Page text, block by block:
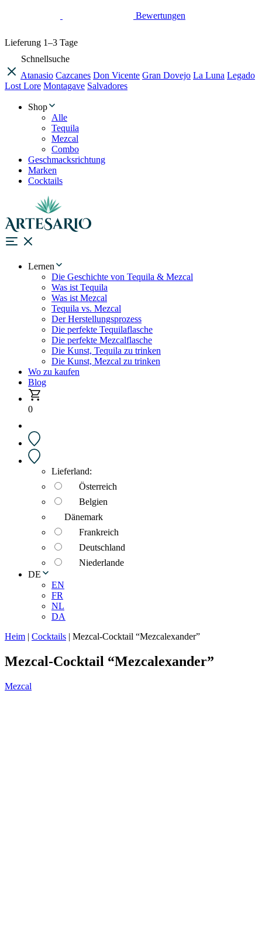
Bewertungen
Lieferung 1–3 Tage
Schnellsuche
Atanasio Cazcanes Don Vicente Gran Dovejo La Luna Legado
Lost Lore Montagave Salvadores
Shop
Alle
Tequila
Mezcal
Combo
Geschmacksrichtung
Marken
Cocktails
Lernen
Die Geschichte von Tequila & Mezcal
Was ist Tequila
Was ist Mezcal
Tequila vs. Mezcal
Der Herstellungsprozess
Die perfekte Tequilaflasche
Die perfekte Mezcalflasche
Die Kunst, Tequila zu trinken
Die Kunst, Mezcal zu trinken
Wo zu kaufen
Blog
0
Lieferland:
Österreich
Belgien
Dänemark
Frankreich
Deutschland
Niederlande
DE
EN
FR
NL
DA
Heim | Cocktails | Mezcal-Cocktail “Mezcalexander”
Mezcal-Cocktail “Mezcalexander”
Mezcal